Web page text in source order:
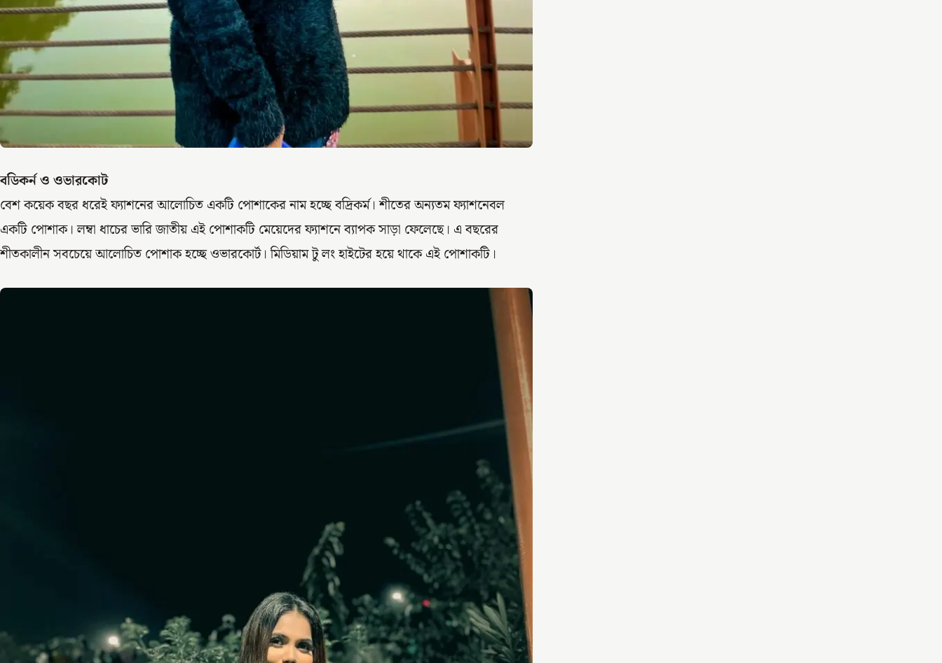
বডিকর্ন ও ওভারকোট
বেশ কয়েক বছর ধরেই ফ্যাশনের আলোচিত একটি পোশাকের নাম হচ্ছে বদ্রিকর্ম। শীতের অন্যতম ফ্যাশনেবল
একটি পোশাক। লম্বা ধাচের ভারি জাতীয় এই পোশাকটি মেয়েদের ফ্যাশনে ব্যাপক সাড়া ফেলেছে। এ বছরের
শীতকালীন সবচেয়ে আলোচিত পোশাক হচ্ছে ওভারকোর্ট। মিডিয়াম টু লং হাইটের হয়ে থাকে এই পোশাকটি।